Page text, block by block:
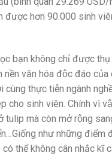
được hơn 90.000 sinh
bạn không chỉ được
văn hóa độc đáo của
thực tiễn ngành
sinh viên. Chính vì
mà còn mở rộng
như những điểm
thể không cân nhắc kĩ